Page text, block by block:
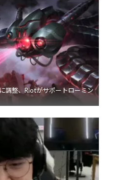
調整、Riotがサポートローミン